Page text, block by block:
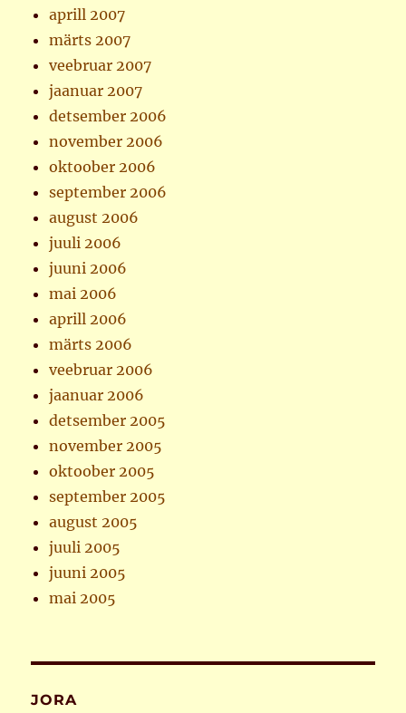
aprill 2007
märts 2007
veebruar 2007
jaanuar 2007
detsember 2006
november 2006
oktoober 2006
september 2006
august 2006
juuli 2006
juuni 2006
mai 2006
aprill 2006
märts 2006
veebruar 2006
jaanuar 2006
detsember 2005
november 2005
oktoober 2005
september 2005
august 2005
juuli 2005
juuni 2005
mai 2005
JORA